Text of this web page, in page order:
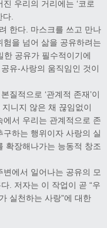
우리의 거리에는 ‘코로
.
한다. 마스크를 쓰고 만나
을 넘어 삶을 공유하려는
한 공유가 필수적이기에
유-사랑의 움직임인 것이
질적으로 ‘관계적 존재’이
니지 않은 채 끊임없이
서 우리는 관계적으로 존
하는 행위이자 사랑의 실
확장해나가는 능동적 창조
에서 일어나는 공유의 모
. 저자는 이 작업이 곧 “우
실천하는 사랑”에 대한